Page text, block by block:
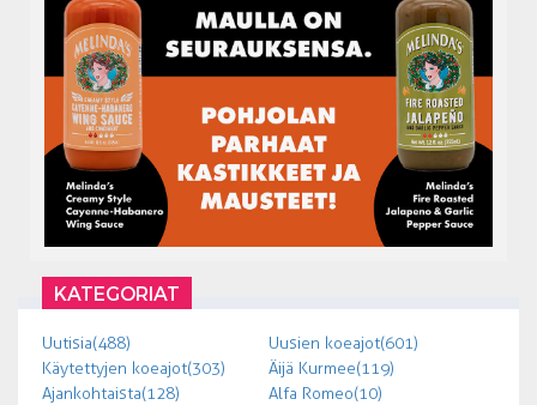
KATEGORIAT
Uutisia (488)
Uusien koeajot (601)
Käytettyjen koeajot (303)
Äijä Kurmee (119)
Ajankohtaista (128)
Alfa Romeo (10)